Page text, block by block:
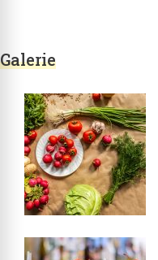
Galerie